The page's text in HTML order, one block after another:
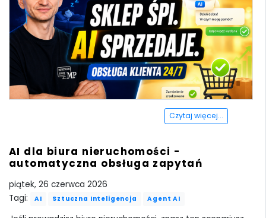
Czytaj więcej...
AI dla biura nieruchomości -
automatyczna obsługa zapytań
piątek, 26 czerwca 2026
Tagi:
AI Sztuczna Inteligencja Agent AI